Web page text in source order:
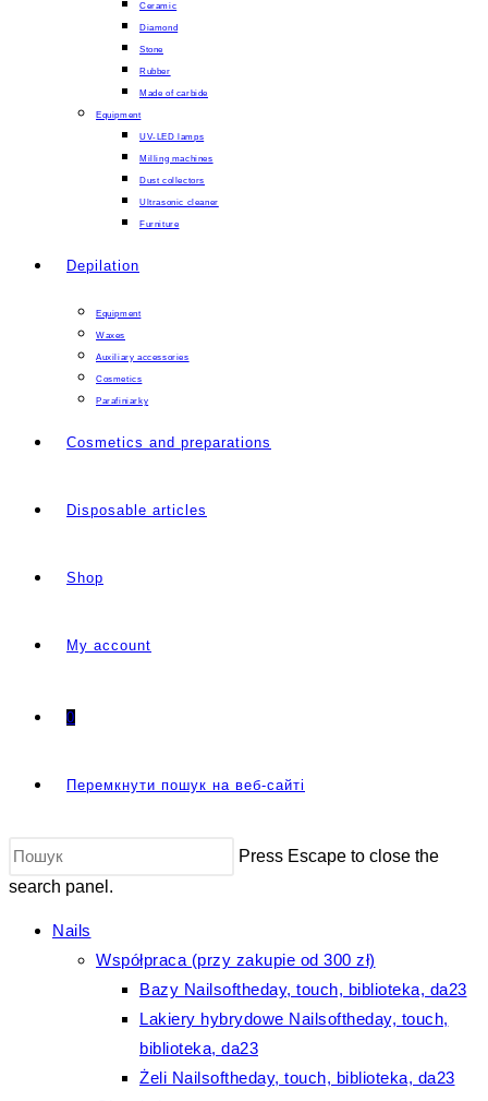
Ceramic
Diamond
Stone
Rubber
Made of carbide
Equipment
UV-LED lamps
Milling machines
Dust collectors
Ultrasonic cleaner
Furniture
Depilation
Equipment
Waxes
Auxiliary accessories
Cosmetics
Parafiniarky
Cosmetics and preparations
Disposable articles
Shop
My account
0
Перемкнути пошук на веб-сайті
Press Escape to close the
search panel.
Nails
Współpraca (przy zakupie od 300 zł)
Bazy Nailsoftheday, touch, biblioteka, da23
Lakiery hybrydowe Nailsoftheday, touch,
biblioteka, da23
Żeli Nailsoftheday, touch, biblioteka, da23